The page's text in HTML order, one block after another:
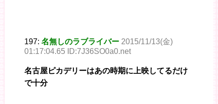
197: 名無しのラブライバー 2015/11/13(金)
01:17:04.65 ID:7J36SO0a0.net
名古屋ピカデリーはあの時期に上映してるだけ
で十分